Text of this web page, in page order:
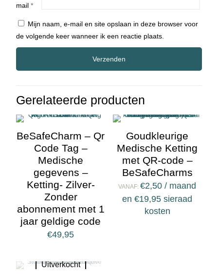
mail *
Mijn naam, e-mail en site opslaan in deze browser voor
de volgende keer wanneer ik een reactie plaats.
Gerelateerde producten
BeSafeCharm – Qr
Code Tag –
Medische
gegevens –
Ketting- Zilver-
Zonder
abonnement met 1
jaar geldige code
€49,95
Goudkleurige
Medische Ketting
met QR-code –
BeSafeCharms
VANAF:€2,50 / maand
en€19,95 sieraad
kosten
Uitverkocht